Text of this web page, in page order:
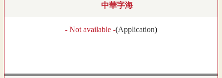
中華字海
- Not available -(Application)